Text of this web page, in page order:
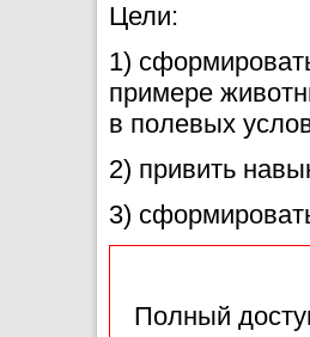
Цели:
1)
примере
в полевых
2) привить
3)
Полный